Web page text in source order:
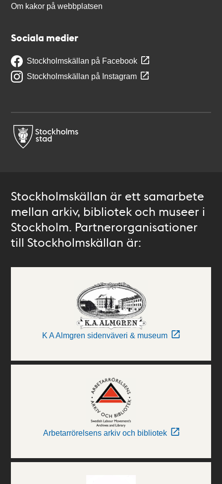
Om kakor på webbplatsen
Sociala medier
Stockholmskällan på Facebook
Stockholmskällan på Instagram
Stockholmskällan är ett samarbete
mellan arkiv, bibliotek och museer i
Stockholm. Partnerorganisationer
till Stockholmskällan är:
K A Almgren sidenväveri & museum
Arbetarrörelsens arkiv och bibliotek